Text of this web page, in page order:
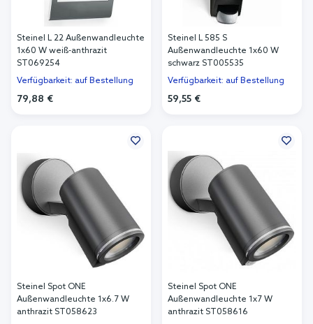
Steinel L 22 Außenwandleuchte
1x60 W weiß-anthrazit
ST069254
Verfügbarkeit: auf Bestellung
79,88 €
Steinel L 585 S
Außenwandleuchte 1x60 W
schwarz ST005535
Verfügbarkeit: auf Bestellung
59,55 €
Steinel Spot ONE
Außenwandleuchte 1x6.7 W
anthrazit ST058623
Steinel Spot ONE
Außenwandleuchte 1x7 W
anthrazit ST058616